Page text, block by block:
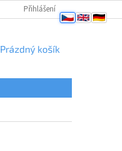
PODMÍNKY OCHRANY
Přihlášení
NÁKUPNÍ
Prázdný košík